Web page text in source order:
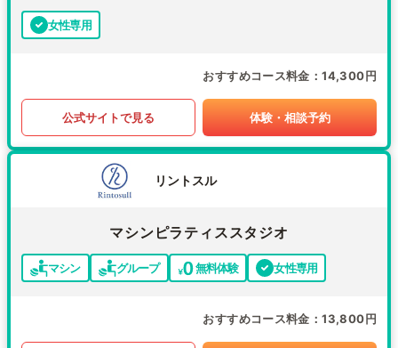
女性専用
おすすめコース料金 14,300円
公式サイトで見る 体験・相談予約
リントスル
マシンピラティススタジオ
マシン グループ 無料体験 女性専用
おすすめコース料金 13,800円